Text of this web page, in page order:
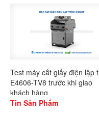
Test máy cắt giấy điện lập
E4606-TV8 trước khi giao
khách hàng
Tin Sản Phẩm